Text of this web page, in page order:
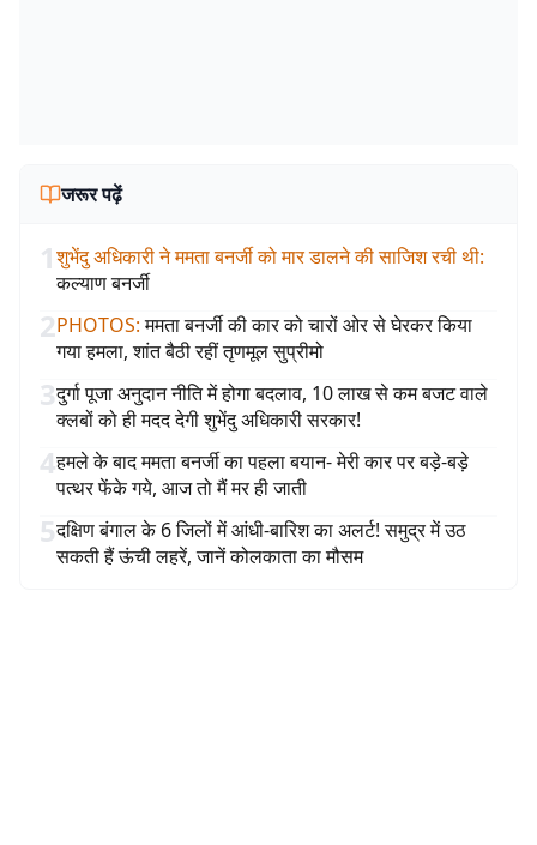
जरूर पढ़ें
1शुभेंदु अधिकारी ने ममता बनर्जी को मार डालने की साजिश रची थी:
कल्याण बनर्जी
2PHOTOS: ममता बनर्जी की कार को चारों ओर से घेरकर किया
गया हमला, शांत बैठी रहीं तृणमूल सुप्रीमो
3दुर्गा पूजा अनुदान नीति में होगा बदलाव, 10 लाख से कम बजट वाले
क्लबों को ही मदद देगी शुभेंदु अधिकारी सरकार!
4हमले के बाद ममता बनर्जी का पहला बयान- मेरी कार पर बड़े-बड़े
पत्थर फेंके गये, आज तो मैं मर ही जाती
5दक्षिण बंगाल के 6 जिलों में आंधी-बारिश का अलर्ट! समुद्र में उठ
सकती हैं ऊंची लहरें, जानें कोलकाता का मौसम